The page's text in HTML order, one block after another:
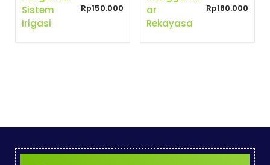
Sistem
Irigasi
Rp150.000
Ar
Rekayasa
Rp180.000